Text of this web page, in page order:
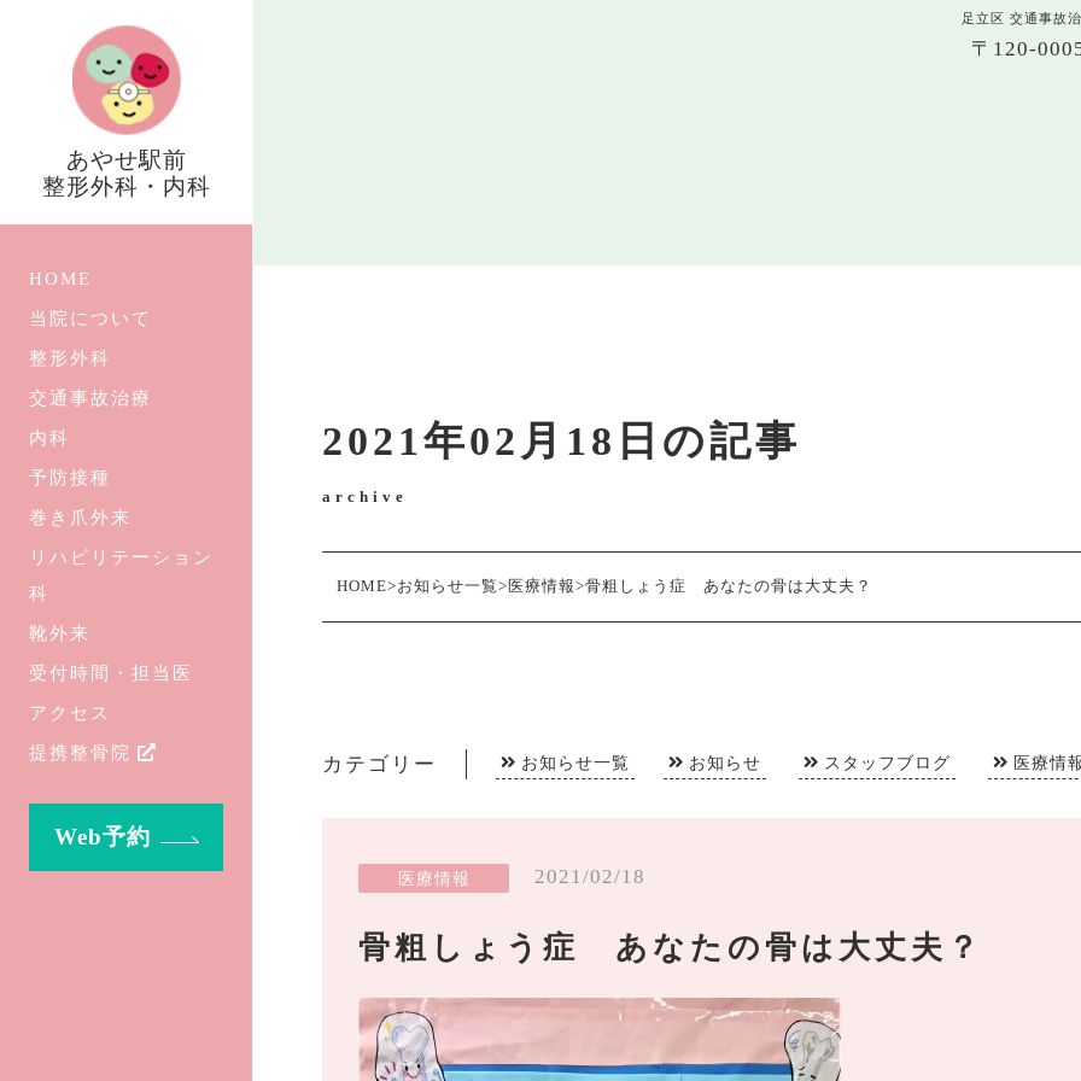
足立区 交通事故
あやせ駅前
整形外科・内科
HOME
当院について
整形外科
交通事故治療
内科
予防接種
巻き爪外来
リハビリテーション
科
靴外来
受付時間・担当医
アクセス
提携整骨院
Web予約
〒120-
2021年02月18日の記事
archive
HOME>お知らせ一覧> 医療情報>骨粗しょう症 あなたの骨は大丈夫？
カテゴリー お知らせ一覧 お知らせ スタッフブログ 医療情
医療情報 2021/02/18
骨粗しょう症 あなたの骨は大丈夫？